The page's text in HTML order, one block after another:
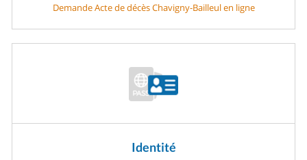
Demande Acte de décès Chavigny-Bailleul en ligne
Identité